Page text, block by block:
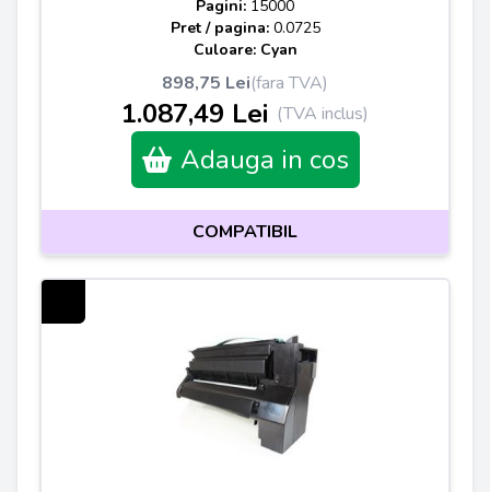
Pagini: 15000
Pret / pagina: 0.0725
Culoare: Cyan
898,75 Lei(fara TVA)
1.087,49 Lei (TVA inclus)
Adauga in cos
COMPATIBIL